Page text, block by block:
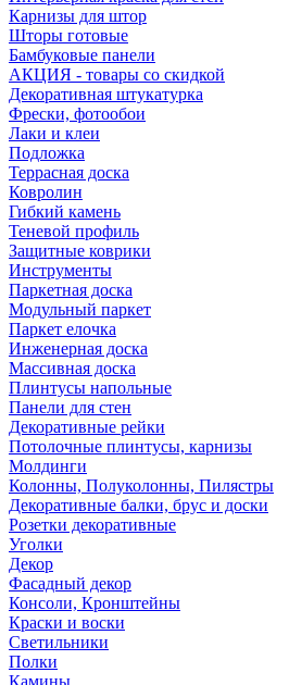
Карнизы для штор
Шторы готовые
Бамбуковые панели
АКЦИЯ - товары со скидкой
Декоративная штукатурка
Фрески, фотообои
Лаки и клеи
Подложка
Террасная доска
Ковролин
Гибкий камень
Теневой профиль
Защитные коврики
Инструменты
Паркетная доска
Модульный паркет
Паркет елочка
Инженерная доска
Массивная доска
Плинтусы напольные
Панели для стен
Декоративные рейки
Потолочные плинтусы, карнизы
Молдинги
Колонны, Полуколонны, Пилястры
Декоративные балки, брус и доски
Розетки декоративные
Уголки
Декор
Фасадный декор
Консоли, Кронштейны
Краски и воски
Светильники
Полки
Камины